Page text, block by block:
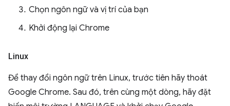
Chọn ngôn ngữ và vị trí của bạn
Khởi động lại Chrome
Linux
Để thay đổi ngôn ngữ trên Linux, trước tiên hãy thoát
Google Chrome. Sau đó, trên cùng một dòng, hãy đặt